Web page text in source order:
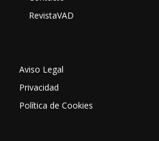
RevistaVAD
Aviso Legal
Privacidad
Política de Cookies